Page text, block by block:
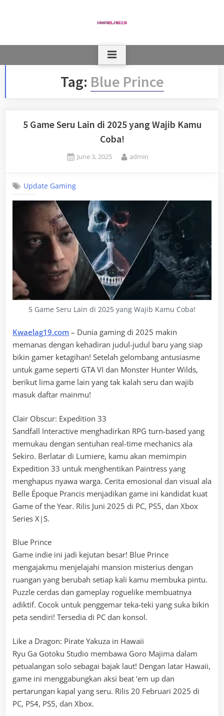
Tag: Blue Prince
5 Game Seru Lain di 2025 yang Wajib Kamu
Coba!
Posted
June 3, 2025 By
admin
Update Gaming
5 Game Seru Lain di 2025 yang Wajib Kamu Coba!
Kwaelag19.com – Dunia gaming di 2025 makin
memanas dengan kehadiran judul-judul baru yang siap
bikin gamer ketagihan! Setelah gelombang antusiasme
untuk game seperti GTA VI dan Monster Hunter Wilds,
berikut lima game lain yang tak kalah seru dan wajib
masuk daftar mainmu!
Clair Obscur: Expedition 33
Sandfall Interactive menghadirkan RPG turn-based yang
memukau dengan sentuhan real-time mechanics ala
Sekiro. Berlatar di Lumiere, kamu akan memimpin
Expedition 33 untuk menghentikan Paintress yang
menghapus nyawa warga. Cerita emosional dan visual ala
Belle Époque Prancis menjadikan game ini kandidat kuat
Game of the Year. Rilis Juni 2025 di PC, PS5, dan Xbox
Series X|S.
Blue Prince
Game indie ini jadi kejutan besar! Blue Prince
mengajakmu menjelajahi mansion misterius dengan
ruangan yang berubah setiap kali kamu membuka pintu.
Puzzle cerdas dan gameplay roguelike membuatnya
adiktif. Cocok untuk penggemar teka-teki yang suka bikin
peta sendiri! Tersedia di PC dan konsol.
Like a Dragon: Pirate Yakuza in Hawaii
Ryu Ga Gotoku Studio membawa Goro Majima dalam
petualangan solo sebagai bajak laut! Dengan latar Hawaii,
game ini menggabungkan aksi beat ‘em up dan
pertarungan kapal yang seru. Rilis 20 Februari 2025 di
PC, PS4, PS5, dan Xbox.